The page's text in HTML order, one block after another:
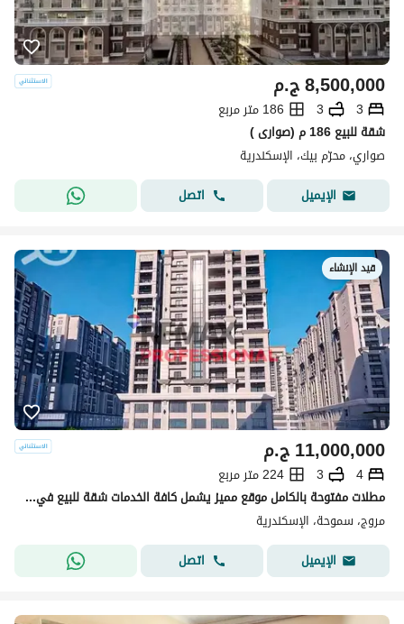
ج.م8,500,000
3
3
186 متر مربع
شقة للبيع 186 م (صوارى )
صواري، محرّم بيك، الإسكندرية
الإيميل
اتصل
قيد الإنشاء
ج.م11,000,000
4
3
224 متر مربع
مطلات مفتوحة بالكامل موقع مميز يشمل كافة الخدمات شقة للبيع في سموحة
مروج، سموحة، الإسكندرية
الإيميل
اتصل